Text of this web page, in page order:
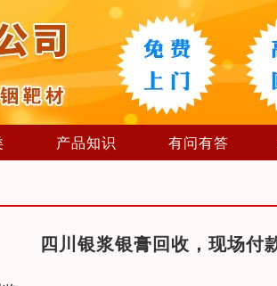
产品知识 有问有答
四川银浆银膏回收，现场付